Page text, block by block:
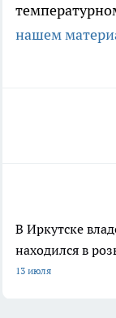
нашем
В Иркутске
находился в
13 июля